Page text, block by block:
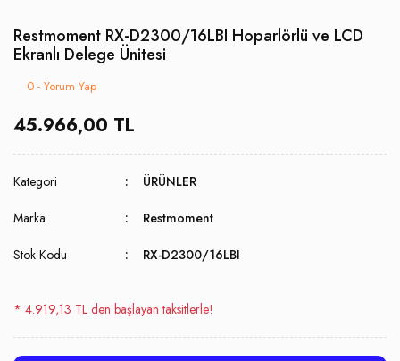
Restmoment RX-D2300/16LBI Hoparlörlü ve LCD
Ekranlı Delege Ünitesi
0 - Yorum Yap
45.966,00 TL
Kategori ÜRÜNLER
Marka Restmoment
Stok Kodu RX-D2300/16LBI
* 4.919,13 TL den başlayan taksitlerle!